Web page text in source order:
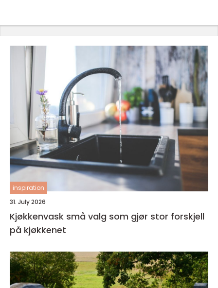
inspiration
31. July 2026
Kjøkkenvask små valg som gjør stor forskjell
på kjøkkenet